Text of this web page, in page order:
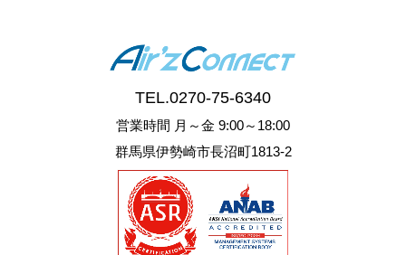
TEL.0270-75-6340
営業時間 月～金 9:00～18:00
群馬県伊勢崎市長沼町1813-2